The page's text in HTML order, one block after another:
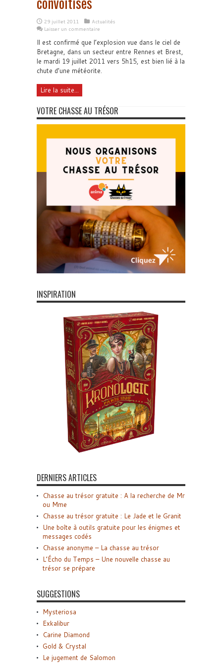
29 juillet 2011
Actualités
Laisser un commentaire
Il est confirmé que l’explosion vue dans le ciel de
Bretagne, dans un secteur entre Rennes et Brest,
le mardi 19 juillet 2011 vers 5h15, est bien lié à la
chute d’une météorite.
Lire la suite...
VOTRE CHASSE AU TRÉSOR
INSPIRATION
DERNIERS ARTICLES
Chasse au trésor gratuite : A la recherche de Mr
ou Mme
Chasse au trésor gratuite : Le Jade et le Granit
Une boîte à outils gratuite pour les énigmes et
messages codés
Chasse anonyme – La chasse au trésor
L’Écho du Temps – Une nouvelle chasse au
trésor se prépare
SUGGESTIONS
Mysteriosa
Exkalibur
Carine Diamond
Gold & Crystal
Le jugement de Salomon